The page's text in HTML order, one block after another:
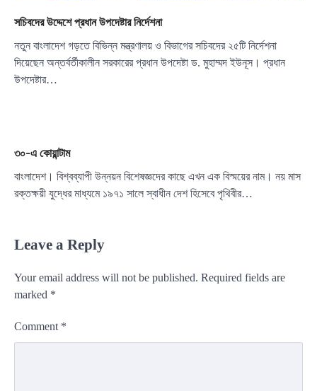
সচিবদের উদ্দেশে প্রধান উপদেষ্টার নির্দেশনা
নতুন বাংলাদেশ গড়তে বিভিন্ন মন্ত্রণালয় ও বিভাগের সচিবদের ২৫টি নির্দেশনা
দিয়েছেন অন্তর্বর্তীকালীন সরকারের প্রধান উপদেষ্টা ড. মুহাম্মদ ইউনূস। প্রধান
উপদেষ্টার…
৩০-এ কোয়ান্টাম
বাংলাদেশ। বিশ্বব্যাপী উন্নয়ন বিশেষজ্ঞদের কাছে এখন এক বিস্ময়ের নাম। নয় মাস
রক্তক্ষয়ী যুদ্ধের মাধ্যমে ১৯৭১ সালে স্বাধীন দেশ হিসেবে পৃথিবীর…
Leave a Reply
Your email address will not be published. Required fields are
marked *
Comment *